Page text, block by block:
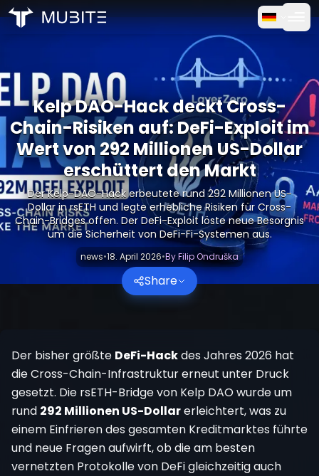
Kostenlose Testversion
FAQ
Bewertungen
Trading
Über uns
Anmelden
/ Krypto Berichte
Kelp DAO-Hack deckt Cross-Chain-Risiken auf: DeFi-
Kelp DAO-Hack deckt Cross-
Chain-Risiken auf: DeFi-Exploit im
Wert von 292 Millionen US-Dollar
erschüttert den Markt
Der Kelp-DAO-Hack erbeutete rund 292 Millionen US-
Dollar in rsETH und legte erhebliche Risiken für Cross-
Chain-Bridges offen. Der DeFi-Exploit löste neue Besorgnis
um die Sicherheit von DeFi-Fi-Systemen aus.
news•18. April 2026•ByFilip Ondruška
Share
Der bisher größte DeFi-Hackdes Jahres 2026 hat
die Cross-Chain-Infrastruktur erneut unter Druck
gesetzt. Die rsETH-Bridge von Kelp DAO wurde um
rund 292 Millionen US-Dollarerleichtert, was zu
einem Einfrieren des gesamten Kreditmarktes führte
und neue Fragen aufwirft, ob die am besten
vernetzten Protokolle von DeFi gleichzeitig auch